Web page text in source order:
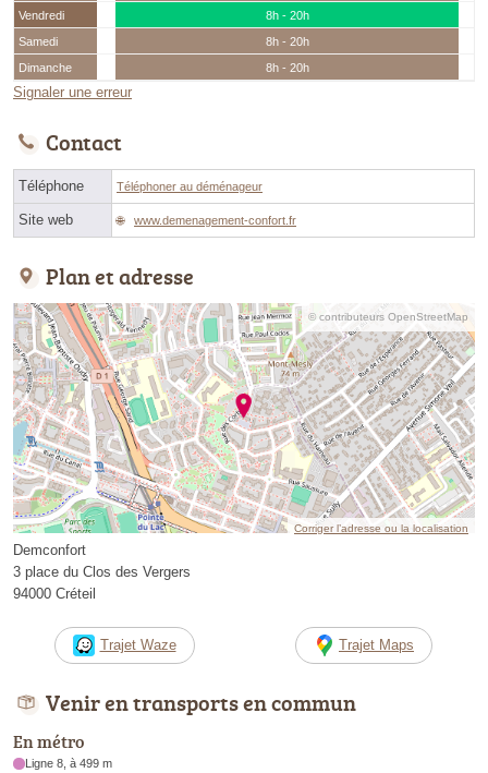
Vendredi
8h - 20h
Samedi
8h - 20h
Dimanche
8h - 20h
Signaler une erreur
Contact
Téléphone Téléphoner au déménageur
Site web www.demenagement-confort.fr
Plan et adresse
© contributeurs OpenStreetMap
Corriger l’adresse ou la localisation
Demconfort
3 place du Clos des Vergers
94000 Créteil
Trajet Waze Trajet Maps
Venir en transports en commun
En métro
Ligne 8, à 499 m